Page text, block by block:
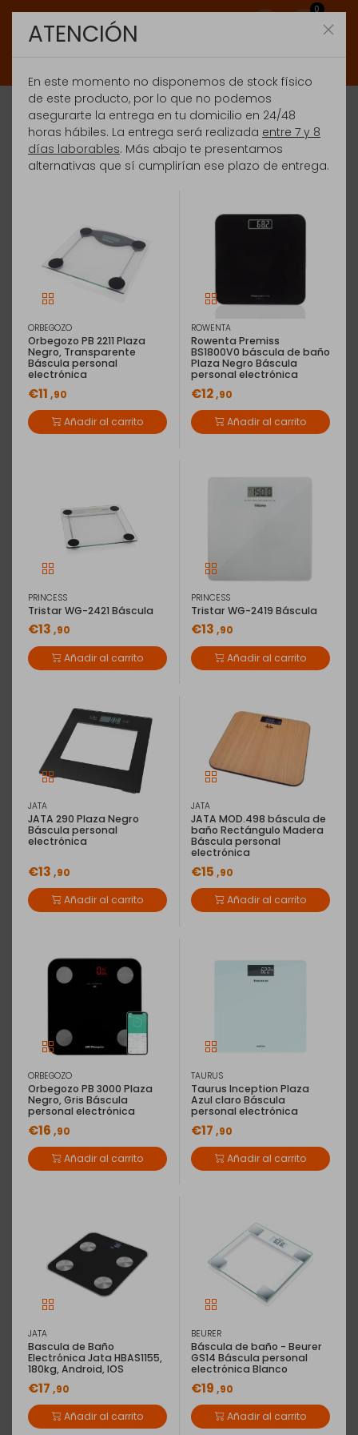
0
EAN: 4211125756369
BASCULA BAÑO BEURER GS-203 PIZARRA
BÁSCULA DE VIDRIO BEURER, Medición 150 kg / 100 gr.
Ultra plana (altura 1.9 cm).
Medición 150 kg / 100 gr.
(Ver más)
Tipo de envío
Envío Básico
Entrega en domicilio
Recogida en tu tienda Expert (GRATIS)
Consulta disponibilidad de la tienda en la cesta de compra
ATENCIÓN
En este momento no disponemos de stock físico
de este producto, por lo que no podemos
asegurarte la entrega en tu domicilio en 24/48
horas hábiles. La entrega será realizada entre 7 y 8
días laborables. Más abajo te presentamos
alternativas que sí cumplirían ese plazo de entrega.
ORBEGOZO
Orbegozo PB 2211 Plaza
Negro, Transparente
Báscula personal
electrónica
€11 ,90
Añadir al carrito
ROWENTA
Rowenta Premiss
BS1800V0 báscula de baño
Plaza Negro Báscula
personal electrónica
€12,90
Añadir al carrito
PRINCESS
Tristar WG-2421 Báscula
€13 ,90
Añadir al carrito
PRINCESS
Tristar WG-2419 Báscula
€13 ,90
Añadir al carrito
JATA
JATA 290 Plaza Negro
Báscula personal
electrónica
€13 ,90
Añadir al carrito
JATA
JATA MOD.498 báscula de
baño Rectángulo Madera
Báscula personal
electrónica
€15 ,90
Añadir al carrito
ORBEGOZO
Orbegozo PB 3000 Plaza
Negro, Gris Báscula
personal electrónica
€16 ,90
Añadir al carrito
TAURUS
Taurus Inception Plaza
Azul claro Báscula
personal electrónica
€17 ,90
Añadir al carrito
JATA
Bascula de Baño
Electrónica Jata HBAS1155,
180kg, Android, IOS
€17 ,90
Añadir al carrito
BEURER
Báscula de baño - Beurer
GS14 Báscula personal
electrónica Blanco
€19 ,90
Añadir al carrito